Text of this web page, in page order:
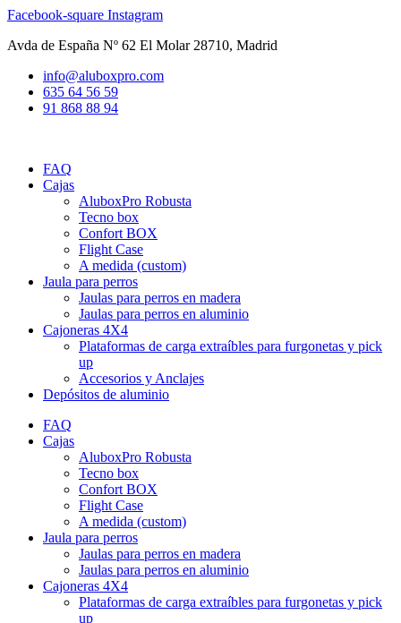
Ir
contenido
Facebook-square Instagram
Avda de España Nº 62 El Molar 28710, Madrid
info@aluboxpro.com
635 64 56 59
91 868 88 94
FAQ
Cajas
AluboxPro Robusta
Tecno box
Confort BOX
Flight Case
A medida (custom)
Jaula para perros
Jaulas para perros en madera
Jaulas para perros en aluminio
Cajoneras 4X4
Plataformas de carga extraíbles para furgonetas y pick
up
Accesorios y Anclajes
Depósitos de aluminio
FAQ
Cajas
AluboxPro Robusta
Tecno box
Confort BOX
Flight Case
A medida (custom)
Jaula para perros
Jaulas para perros en madera
Jaulas para perros en aluminio
Cajoneras 4X4
Plataformas de carga extraíbles para furgonetas y pick
up